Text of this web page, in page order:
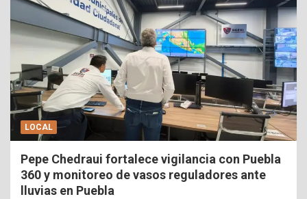
LOCAL
Pepe Chedraui fortalece vigilancia con Puebla
360 y monitoreo de vasos reguladores ante
lluvias en Puebla